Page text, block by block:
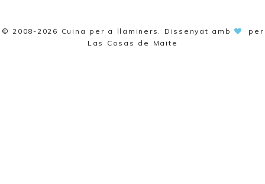
© 2008-2026 Cuina per a llaminers . Dissenyat amb
per
Las Cosas de Maite